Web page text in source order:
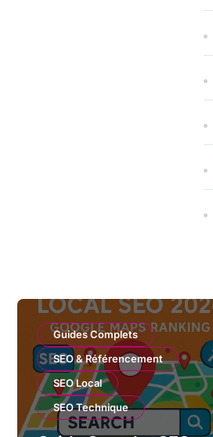
Guides Complets
SEO & Référencement
SEO Local
SEO Technique